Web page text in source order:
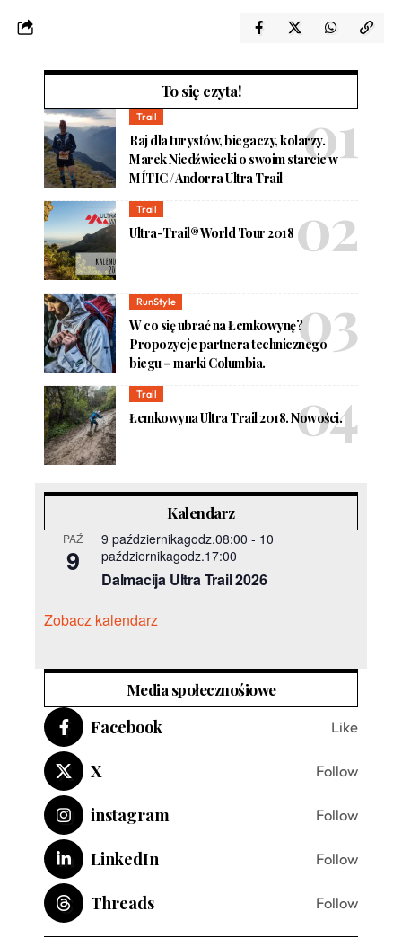
To się czyta!
Trail
Raj dla turystów, biegaczy, kolarzy.
Marek Niedźwiecki o swoim starcie w
MÍTIC / Andorra Ultra Trail
Trail
Ultra-Trail® World Tour 2018
RunStyle
W co się ubrać na Łemkowynę?
Propozycje partnera technicznego
biegu – marki Columbia.
Trail
Łemkowyna Ultra Trail 2018. Nowości.
Kalendarz
PAŹ
9
9 październikagodz.08:00 - 10
październikagodz.17:00
Dalmacija Ultra Trail 2026
Zobacz kalendarz
Media społecznośiowe
Facebook Like
X Follow
instagram Follow
LinkedIn Follow
Threads Follow